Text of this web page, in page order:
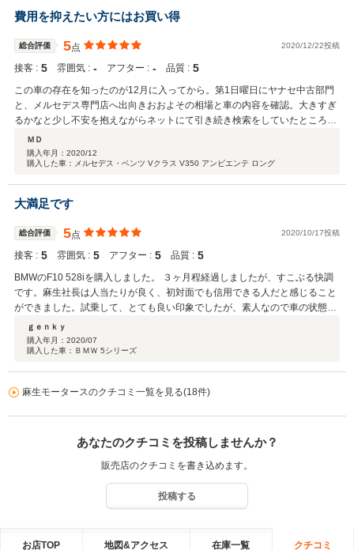
費用を抑えたい方にはお買い得
総合評価 5点 2020/12/22投稿
接客 : 5 雰囲気 : ‐ アフター : ‐ 品質 : 5
この車の存在を知ったのが12月に入ってから。第1日曜日にヤナセ中古部門
と、メルセデス専門店へ出向きおおよその相場と車の内容を確認。大きすぎ
るかなと少し不安を抱えながらネットにて引き続き検索をしていたところ、
装備充実で価格が安いこちらのお店の車両を見つける。早速連絡をして現車
確認をしたいと予約を入れました。自宅車庫に入れられるか不安だったため
その旨相談すると試して頂ける事を快諾して頂き、翌第2日曜日に保管予定
んがディーラー整備車だったので納得の上、その分相場よりも大分安く購入
出来ました。社長さんの人柄もとても良く、納車をなるべく早くしたいとい
う要望も快く引き受けて頂き、第3週で手元に車がやってきました。とても
良い買い物が出来ました。
ＭＤ
購入年月： 2020/12
購入した車：メルセデス・ベンツ Vクラス V350 アンビエンテ ロング
大満足です
総合評価 5点 2020/10/17投稿
接客 : 5 雰囲気 : 5 アフター : 5 品質 : 5
BMWのF10 528iを購入しました。 ３ヶ月程経過しましたが、すこぶる快調
です。麻生社長は人当たりが良く、初対面でも信用できる人だと感じること
ができました。試乗して、とても良い印象でしたが、素人なので車の状態は
どうなのかと伺いましたところ、自信を持って良いと思いますとのお返事を
頂きました。その言葉の通り、家族全員が大満足です！初めての取引なので
陸運局での引き渡しをお願いしましたが、快く受け止めてくださり、安心し
ｇｅｎｋｙ
購入年月： 2020/07
購入した車：ＢＭＷ 5シリーズ
麻生モータースのクチコミ一覧を見る(18件)
あなたのクチコミを投稿しませんか？
販売店のクチコミを書き込めます。
投稿する
お店TOP 地図&アクセス 在庫一覧 クチコミ